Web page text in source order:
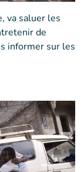
va saluer les
de
informer sur les